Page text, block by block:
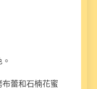
蕾和石楠花蜜